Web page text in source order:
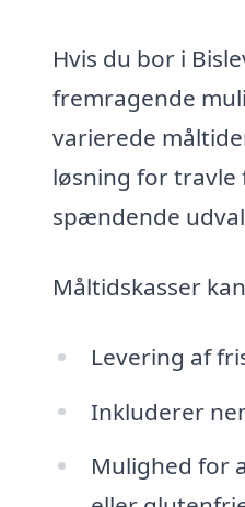
Hvis du bor i
fremragende
varierede
løsning for travle
spændende
Måltidskasser
Levering af
Inkluderer
Mulighed for